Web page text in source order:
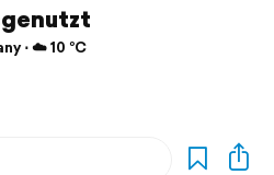
⋅ ☁️ 10 °C